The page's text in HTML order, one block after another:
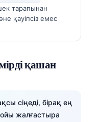
тарапынан
қауіпсіз емес
қашан
сіңеді, бірақ ең
жалғастыра